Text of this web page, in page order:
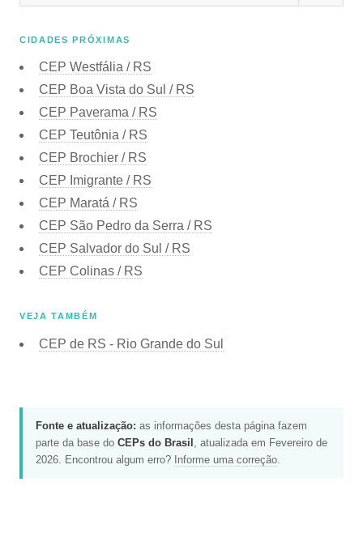
CIDADES PRÓXIMAS
CEP Westfália / RS
CEP Boa Vista do Sul / RS
CEP Paverama / RS
CEP Teutônia / RS
CEP Brochier / RS
CEP Imigrante / RS
CEP Maratá / RS
CEP São Pedro da Serra / RS
CEP Salvador do Sul / RS
CEP Colinas / RS
VEJA TAMBÉM
CEP de RS - Rio Grande do Sul
Fonte e atualização: as informações desta página fazem
parte da base do CEPs do Brasil , atualizada em Fevereiro de
2026. Encontrou algum erro? Informe uma correção.